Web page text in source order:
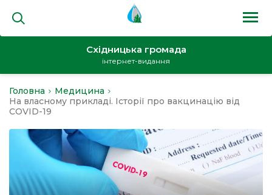
Східницька громада
інтернет-видання
Головна
Медицина
На власному прикладі. Історії про вакцинацію від
COVID-19